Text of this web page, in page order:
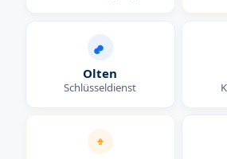
Olten
Schlüsseldienst